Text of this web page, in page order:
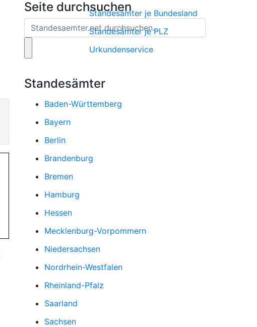
Standesämter je Bundesland
Standesämter je PLZ
Urkundenservice
Seite durchsuchen
Standesämter
Baden-Württemberg
Bayern
Berlin
Brandenburg
Bremen
Hamburg
Hessen
Mecklenburg-Vorpommern
Niedersachsen
Nordrhein-Westfalen
Rheinland-Pfalz
Saarland
Sachsen